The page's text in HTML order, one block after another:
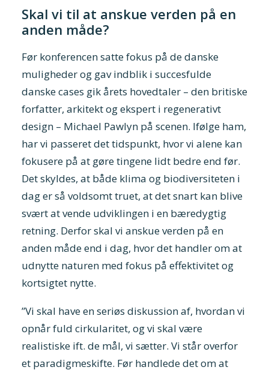
Skal vi til at anskue verden på en
anden måde?
Før konferencen satte fokus på de danske
muligheder og gav indblik i succesfulde
danske cases gik årets hovedtaler – den britiske
forfatter, arkitekt og ekspert i regenerativt
design – Michael Pawlyn på scenen. Ifølge ham,
har vi passeret det tidspunkt, hvor vi alene kan
fokusere på at gøre tingene lidt bedre end før.
Det skyldes, at både klima og biodiversiteten i
dag er så voldsomt truet, at det snart kan blive
svært at vende udviklingen i en bæredygtig
retning. Derfor skal vi anskue verden på en
anden måde end i dag, hvor det handler om at
udnytte naturen med fokus på effektivitet og
kortsigtet nytte.
”Vi skal have en seriøs diskussion af, hvordan vi
opnår fuld cirkularitet, og vi skal være
realistiske ift. de mål, vi sætter. Vi står overfor
et paradigmeskifte. Før handlede det om at